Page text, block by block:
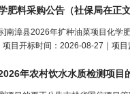
肥料采购公告（社保局在正
漳县2026年扩种油菜项目化学
目开标时间：2026-08-27｜项目
年农村饮水水质检测项目